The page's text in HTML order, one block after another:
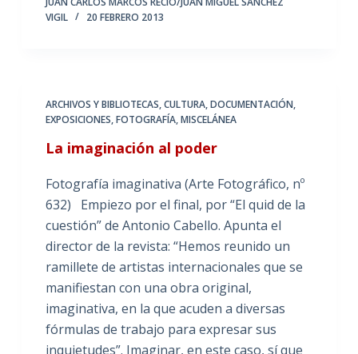
VIGIL
20 FEBRERO 2013
ARCHIVOS Y BIBLIOTECAS,CULTURA,DOCUMENTACIÓN,
EXPOSICIONES,FOTOGRAFÍA,MISCELÁNEA
La imaginación al poder
Fotografía imaginativa (Arte Fotográfico, nº
632) Empiezo por el final, por “El quid de la
cuestión” de Antonio Cabello. Apunta el
director de la revista: “Hemos reunido un
ramillete de artistas internacionales que se
manifiestan con una obra original,
imaginativa, en la que acuden a diversas
fórmulas de trabajo para expresar sus
inquietudes”. Imaginar, en este caso, sí que